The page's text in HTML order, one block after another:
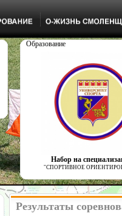
Образование
Набор на
"СПОРТИВНОЕ
Результаты